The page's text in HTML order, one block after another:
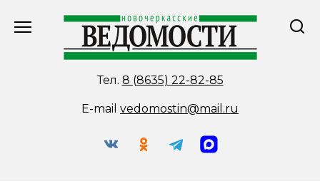
Тел. 8 (8635) 22-82-85
E-mail vedomostin@mail.ru